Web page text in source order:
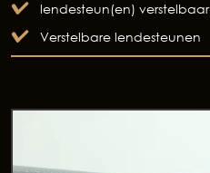
lendesteun(en) verstelbaar
Verstelbare lendesteunen